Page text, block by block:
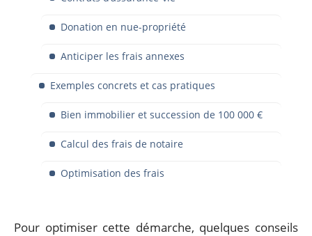
Donation en nue-propriété
Anticiper les frais annexes
Exemples concrets et cas pratiques
Bien immobilier et succession de 100 000 €
Calcul des frais de notaire
Optimisation des frais
Pour optimiser cette démarche, quelques conseils